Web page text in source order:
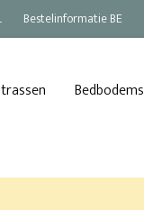
Bestelinformatie BE
Bedbodems